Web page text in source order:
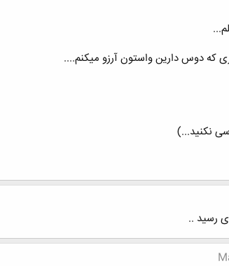
که دوس دارین واستون آرزو میکنم....
نکنید...)
رسید ..